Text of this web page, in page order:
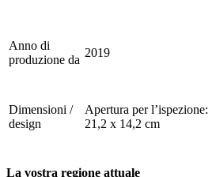
Anno di
produzione da
2019
Dimensioni /
design
Apertura per l’ispezione:
21,2 x 14,2 cm
La vostra regione attuale